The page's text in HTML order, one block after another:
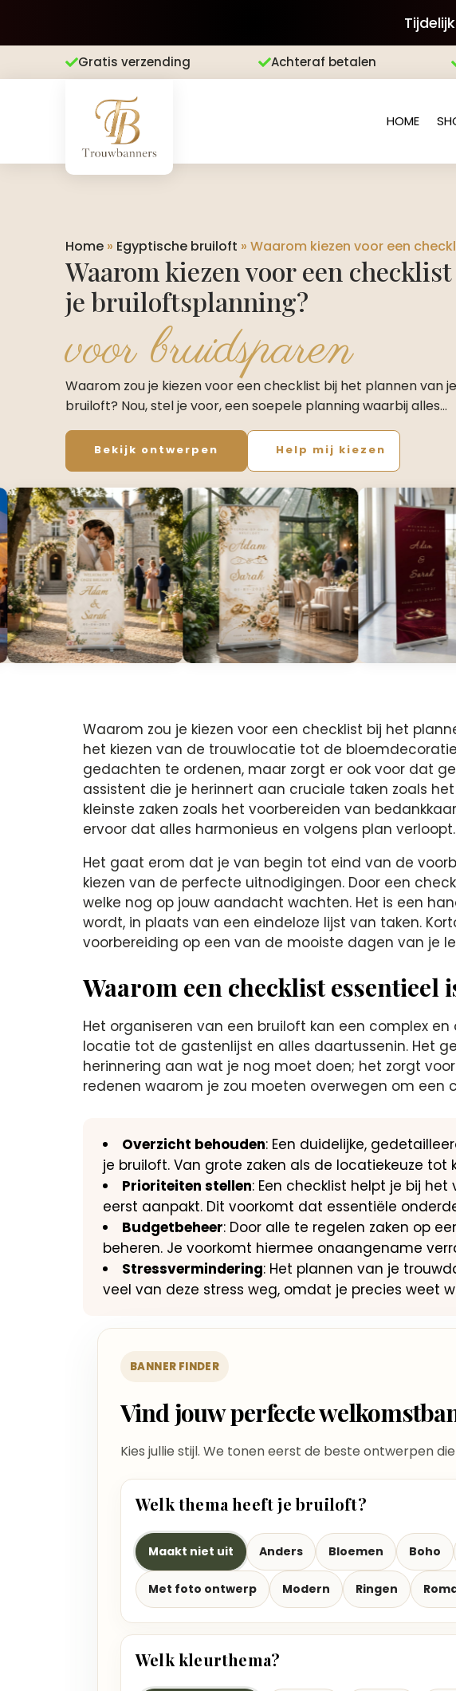
Gratis verzending Achteraf betalen
HOME
Home » Egyptische bruiloft » Waarom kiezen voor een
Waarom kiezen voor een
je bruiloftsplanning?
voor bruidsparen
Waarom zou je kiezen voor een checklist bij het plannen van je
bruiloft? Nou, stel je voor, een soepele planning waarbij alles…
Bekijk ontwerpen Help mij kiezen
Waarom zou je kiezen voor een checklist bij het
het kiezen van de trouwlocatie tot de
gedachten te ordenen, maar zorgt er ook voor dat
assistent die je herinnert aan cruciale taken zoals
kleinste zaken zoals het voorbereiden van
ervoor dat alles harmonieus en volgens plan verloopt.
Het gaat erom dat je van begin tot eind van de
kiezen van de perfecte uitnodigingen. Door een
welke nog op jouw aandacht wachten. Het is een
wordt, in plaats van een eindeloze lijst van taken.
voorbereiding op een van de mooiste dagen van je
Waarom een checklist
Het organiseren van een bruiloft kan een complex
locatie tot de gastenlijst en alles daartussenin. Het
herinnering aan wat je nog moet doen; het zorgt
redenen waarom je zou moeten overwegen om een
Overzicht behouden: Een duidelijke,
je bruiloft. Van grote zaken als de locatiekeuze
Prioriteiten stellen: Een checklist helpt je bij
eerst aanpakt. Dit voorkomt dat essentiële
Budgetbeheer: Door alle te regelen zaken op
beheren. Je voorkomt hiermee onaangename
Stressvermindering: Het plannen van je
veel van deze stress weg, omdat je precies weet
BANNER FINDER
Vind jouw perfecte
Kies jullie stijl. We tonen eerst de beste ontwerpen
Welk thema heeft je bruiloft?
Maakt niet uit Anders Bloemen Boho
Met foto ontwerp Modern Ringen
Welk kleurthema?